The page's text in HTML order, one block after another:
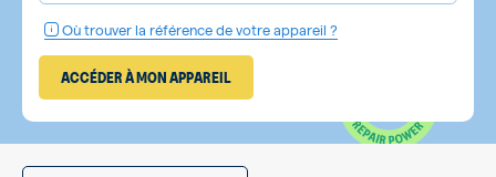
Où trouver la référence de votre appareil ?
ACCÉDER À MON APPAREIL